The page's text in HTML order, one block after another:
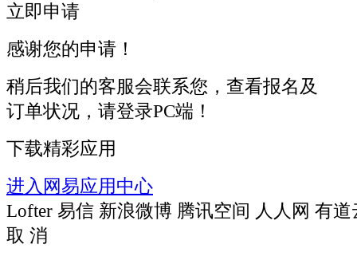
立即申请
感谢您的申请！
稍后我们的客服会联系您，查看报名及
订单状况，请登录PC端！
下载精彩应用
进入网易应用中心
Lofter 易信 新浪微博 腾讯空间 人人网 有道
取 消